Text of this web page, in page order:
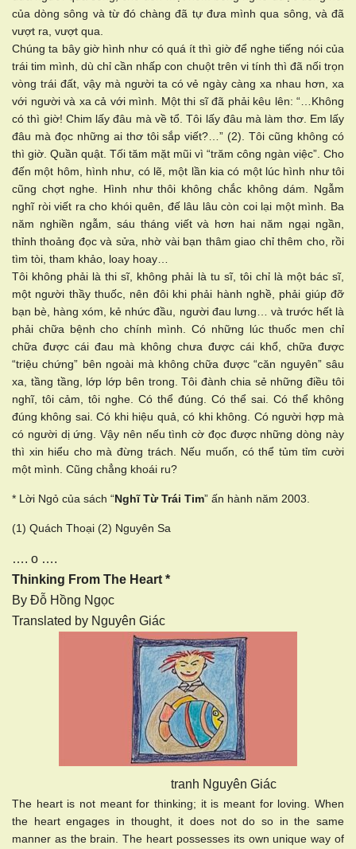
của dòng sông và từ đó chàng đã tự đưa mình qua sông, và đã
vượt ra, vượt qua.
Chúng ta bây giờ hình như có quá ít thì giờ để nghe tiếng nói của
trái tim mình, dù chỉ cần nhấp con chuột trên vi tính thì đã nối trọn
vòng trái đất, vậy mà người ta có vẻ ngày càng xa nhau hơn, xa
với người và xa cả với mình. Một thi sĩ đã phải kêu lên: “…Không
có thì giờ! Chim lấy đâu mà về tổ. Tôi lấy đâu mà làm thơ. Em lấy
đâu mà đọc những ai thơ tôi sắp viết?…” (2). Tôi cũng không có
thì giờ. Quần quật. Tối tăm mặt mũi vì “trăm công ngàn việc”. Cho
đến một hôm, hình như, có lẽ, một lần kia có một lúc hình như tôi
cũng chợt nghe. Hình như thôi không chắc không dám. Ngẫm
nghĩ ròi viết ra cho khói quên, đế lâu lâu còn coi lại một mình. Ba
năm nghiền ngẫm, sáu tháng viết và hơn hai năm ngại ngần,
thỉnh thoảng đọc và sửa, nhờ vài bạn thâm giao chỉ thêm cho, rồi
tìm tòi, tham khảo, loay hoay…
Tôi không phải là thi sĩ, không phải là tu sĩ, tôi chỉ là một bác sĩ,
một người thầy thuốc, nên đôi khi phải hành nghề, phải giúp đỡ
bạn bè, hàng xóm, kẻ nhức đầu, người đau lưng… và trước hết là
phải chữa bệnh cho chính mình. Có những lúc thuốc men chỉ
chữa được cái đau mà không chưa được cái khổ, chữa được
“triệu chứng” bên ngoài mà không chữa được “căn nguyên” sâu
xa, tầng tầng, lớp lớp bên trong. Tôi đành chia sẻ những điều tôi
nghĩ, tôi cảm, tôi nghe. Có thể đúng. Có thể sai. Có thể không
đúng không sai. Có khi hiệu quả, có khi không. Có người hợp mà
có người dị ứng. Vậy nên nếu tình cờ đọc được những dòng này
thì xin hiểu cho mà đừng trách. Nếu muốn, có thể tủm tỉm cười
một mình. Cũng chẳng khoái ru?
* Lời Ngỏ của sách “Nghĩ Từ Trái Tim” ấn hành năm 2003.
(1) Quách Thoại (2) Nguyên Sa
…. o ….
Thinking From The Heart *
By Đỗ Hồng Ngọc
Translated by Nguyên Giác
tranh Nguyên Giác
The heart is not meant for thinking; it is meant for loving. When
the heart engages in thought, it does not do so in the same
manner as the brain. The heart possesses its own unique way of